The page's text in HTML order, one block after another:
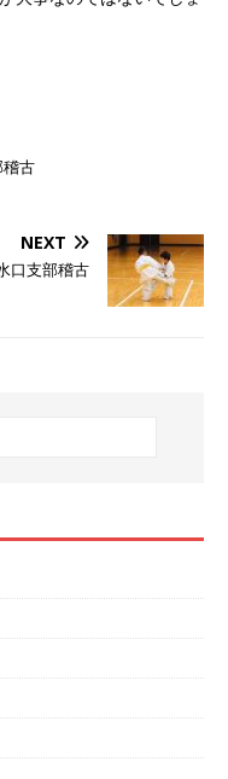
稽古
NEXT
口支部稽古